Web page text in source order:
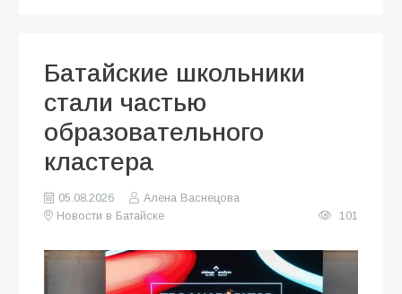
Батайские школьники
стали частью
образовательного
кластера
05.08.2026
Алена Васнецова
Новости в Батайске
101